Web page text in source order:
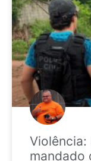
Violência:
mandado